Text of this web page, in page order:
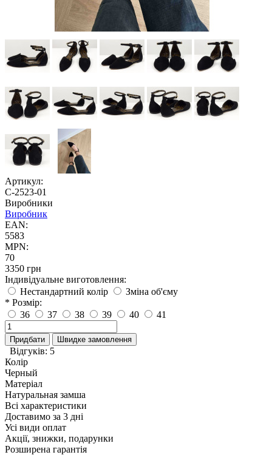
Артикул:
С-2523-01
Виробники
Виробник
EAN:
5583
MPN:
70
3350 грн
Індивідуальне виготовлення:
Нестандартний колір
Зміна об'єму
* Розмір:
36
37 38 39 40 41
Придбати Швидке замовлення
Відгуків: 5
Колір
Черный
Матеріал
Натуральная замша
Всі характеристики
Доставимо за 3 дні
Усі види оплат
Акції, знижки, подарунки
Розширена гарантія